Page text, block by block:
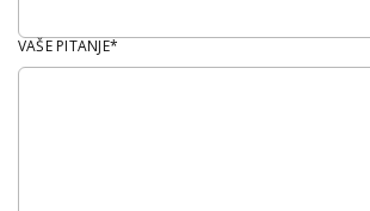
VAŠE PITANJE*